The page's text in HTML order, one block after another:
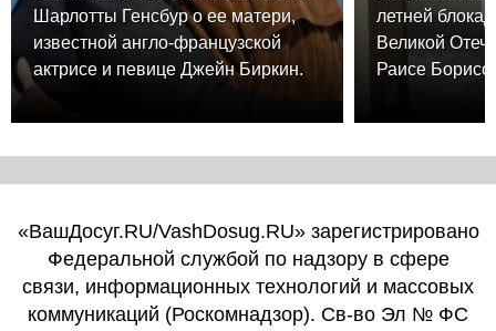
Шарлотты Генсбур о ее матери,
известной англо-французской
актрисе и певице Джейн Биркин.
летней
Великой
Раисе
«ВашДосуг.RU/VashDosug.RU» зарегистрировано
Федеральной службой по надзору в сфере
связи, информационных технологий и массовых
коммуникаций (Роскомнадзор). Св-во Эл № ФС